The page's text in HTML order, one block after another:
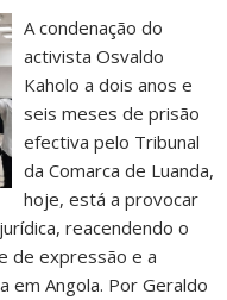
A condenação do
activista Osvaldo
Kaholo a dois anos e
seis meses de prisão
efectiva pelo Tribunal
da Comarca de Luanda,
hoje, está a provocar
reacendendo o
de expressão e a
em Angola. Por Geraldo